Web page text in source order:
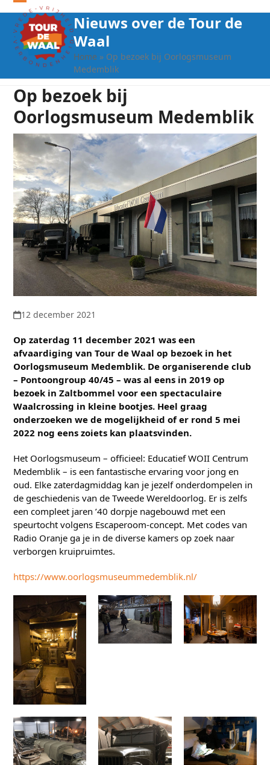
Open
mobile
menu
Close
mobile
menu
Nieuws over de Tour de
Waal
Home » Op bezoek bij Oorlogsmuseum
Medemblik
Op bezoek bij
Oorlogsmuseum Medemblik
12 december 2021
Op zaterdag 11 december 2021 was een
afvaardiging van Tour de Waal op bezoek in het
Oorlogsmuseum Medemblik. De organiserende club
– Pontoongroup 40/45 – was al eens in 2019 op
bezoek in Zaltbommel voor een spectaculaire
Waalcrossing in kleine bootjes. Heel graag
onderzoeken we de mogelijkheid of er rond 5 mei
2022 nog eens zoiets kan plaatsvinden.
Het Oorlogsmuseum – officieel: Educatief WOII Centrum
Medemblik – is een fantastische ervaring voor jong en
oud. Elke zaterdagmiddag kan je jezelf onderdompelen in
de geschiedenis van de Tweede Wereldoorlog. Er is zelfs
een compleet jaren ’40 dorpje nagebouwd met een
speurtocht volgens Escaperoom-concept. Met codes van
Radio Oranje ga je in de diverse kamers op zoek naar
verborgen kruipruimtes.
https://www.oorlogsmuseummedemblik.nl/